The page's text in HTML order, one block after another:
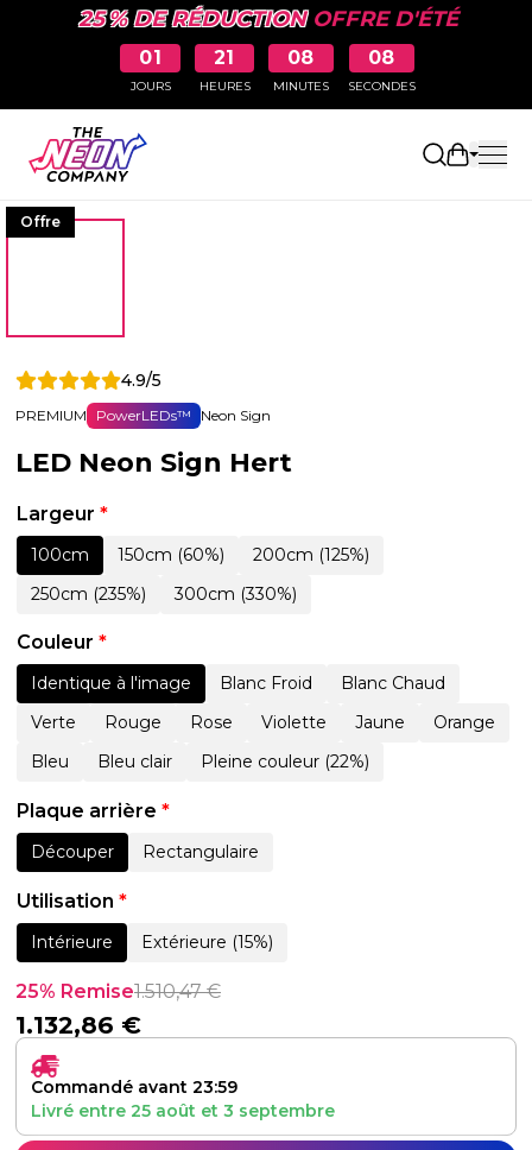
25 % DE RÉDUCTIONOFFRE D'ÉTÉ
01
JOURS
21
HEURES
08
MINUTES
07
SECONDES
Ouvrir
Offre
4.9/5
PREMIUM PowerLEDs™ Neon Sign
LED Neon Sign Hert
Largeur *
100cm 150cm (60%)
200cm (125%)
250cm (235%)
300cm (330%)
Couleur *
Identique à l'image Blanc Froid
Blanc Chaud
Verte
Rouge Rose Violette Jaune
Orange
Bleu
Bleu clair Pleine couleur (22%)
Plaque arrière *
Découper Rectangulaire
Utilisation *
Intérieure Extérieure (15%)
25% Remise1.510,47€
1.132,86 €
Commandé avant 23:59
Livré entre 25 août et 3 septembre